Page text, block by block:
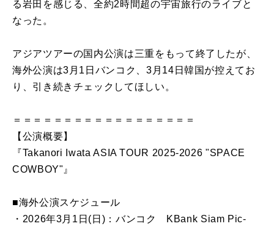
る岩田を感じる、全約2時間超の宇宙旅行のライブと
なった。
アジアツアーの国内公演は三重をもって終了したが、
海外公演は3月1日バンコク、3月14日韓国が控えてお
り、引き続きチェックしてほしい。
＝＝＝＝＝＝＝＝＝＝＝＝＝＝＝＝＝＝
【公演概要】
『Takanori Iwata ASIA TOUR 2025-2026 "SPACE
COWBOY"』
■海外公演スケジュール
・2026年3月1日(日)：バンコク KBank Siam Pic-